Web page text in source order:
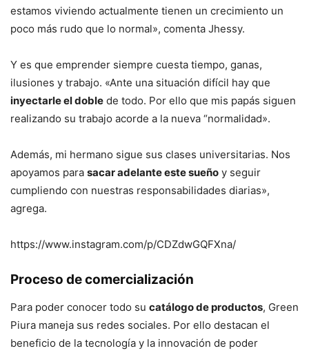
estamos viviendo actualmente tienen un crecimiento un
poco más rudo que lo normal», comenta Jhessy.
Y es que emprender siempre cuesta tiempo, ganas,
ilusiones y trabajo. «Ante una situación difícil hay que
inyectarle el doble de todo. Por ello que mis papás siguen
realizando su trabajo acorde a la nueva “normalidad».
Además, mi hermano sigue sus clases universitarias. Nos
apoyamos para sacar adelante este sueño y seguir
cumpliendo con nuestras responsabilidades diarias»,
agrega.
https://www.instagram.com/p/CDZdwGQFXna/
Proceso de comercialización
Para poder conocer todo su catálogo de productos, Green
Piura maneja sus redes sociales. Por ello destacan el
beneficio de la tecnología y la innovación de poder